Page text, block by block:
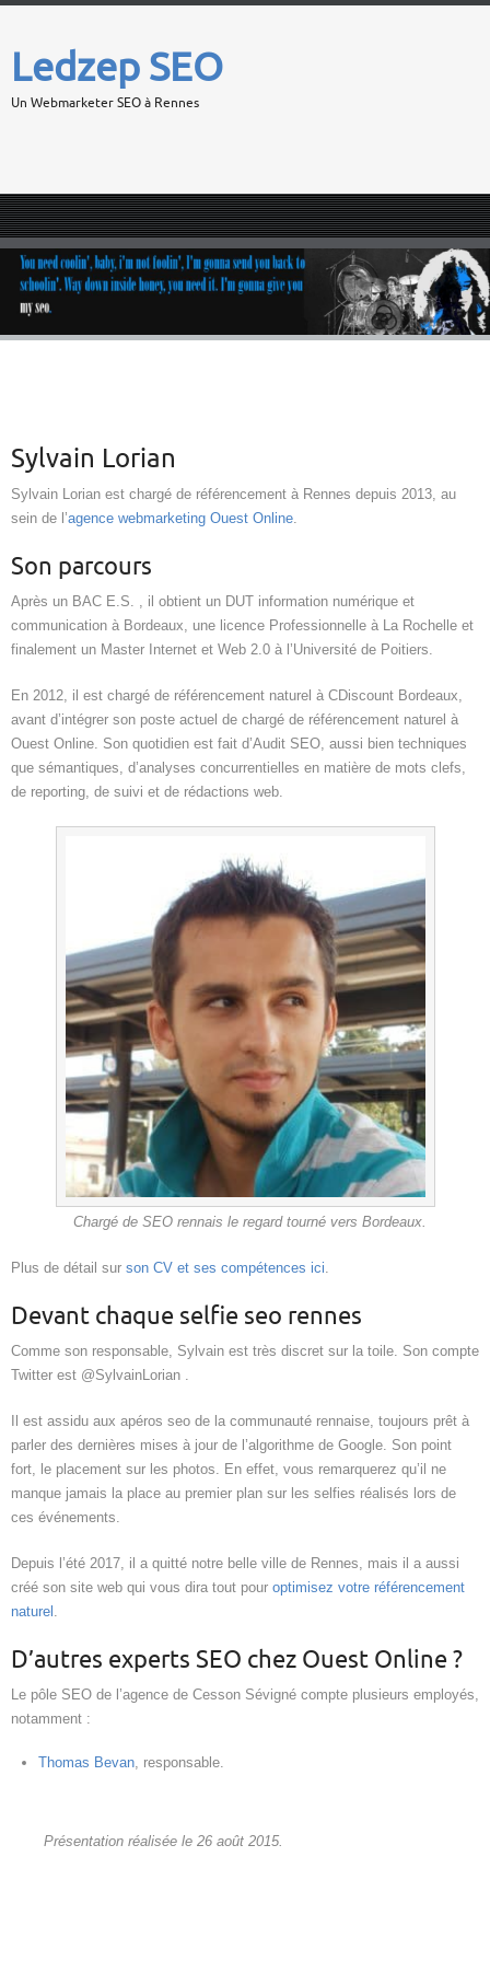
Ledzep SEO
Un Webmarketer SEO à Rennes
Sylvain Lorian
Sylvain Lorian est chargé de référencement à Rennes depuis 2013, au
sein de l’agence webmarketing Ouest Online.
Son parcours
Après un BAC E.S. , il obtient un DUT information numérique et
communication à Bordeaux, une licence Professionnelle à La Rochelle et
finalement un Master Internet et Web 2.0 à l’Université de Poitiers.
En 2012, il est chargé de référencement naturel à CDiscount Bordeaux,
avant d’intégrer son poste actuel de chargé de référencement naturel à
Ouest Online. Son quotidien est fait d’Audit SEO, aussi bien techniques
que sémantiques, d’analyses concurrentielles en matière de mots clefs,
de reporting, de suivi et de rédactions web.
Chargé de SEO rennais le regard tourné vers Bordeaux.
Plus de détail sur son CV et ses compétences ici
Devant chaque selfie seo rennes
Comme son responsable, Sylvain est très discret sur la toile. Son compte
Twitter est @SylvainLorian .
Il est assidu aux apéros seo de la communauté rennaise, toujours prêt à
parler des dernières mises à jour de l’algorithme de Google. Son point
fort, le placement sur les photos. En effet, vous remarquerez qu’il ne
manque jamais la place au premier plan sur les selfies réalisés lors de
ces événements.
Depuis l’été 2017, il a quitté notre belle ville de Rennes, mais il a aussi
créé son site web qui vous dira tout pour optimisez votre référencement
naturel
D’autres experts SEO chez Ouest Online ?
Le pôle SEO de l’agence de Cesson Sévigné compte plusieurs employés,
notamment :
Thomas Bevan , responsable.
Présentation réalisée le 26 août 2015.